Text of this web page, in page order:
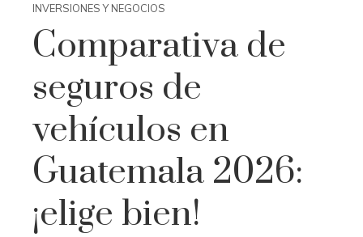
INVERSIONES Y NEGOCIOS
Comparativa de
seguros de
vehículos en
Guatemala 2026:
¡elige bien!